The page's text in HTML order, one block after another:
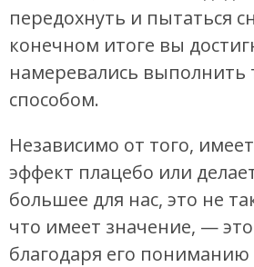
передохнуть и пытаться
конечном итоге вы
намеревались
способом.
Независимо от того,
эффект плацебо или
большее для нас, это не
что имеет значение, —
благодаря его